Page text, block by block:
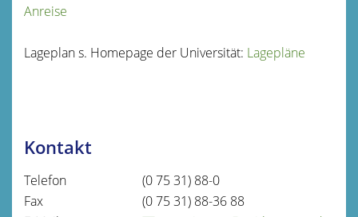
Anreise
Lageplan s. Homepage der Universität: Lagepläne
Kontakt
Telefon (07531) 88-0
Fax
(07531) 88-36 88